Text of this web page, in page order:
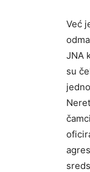
Već
JNA
su